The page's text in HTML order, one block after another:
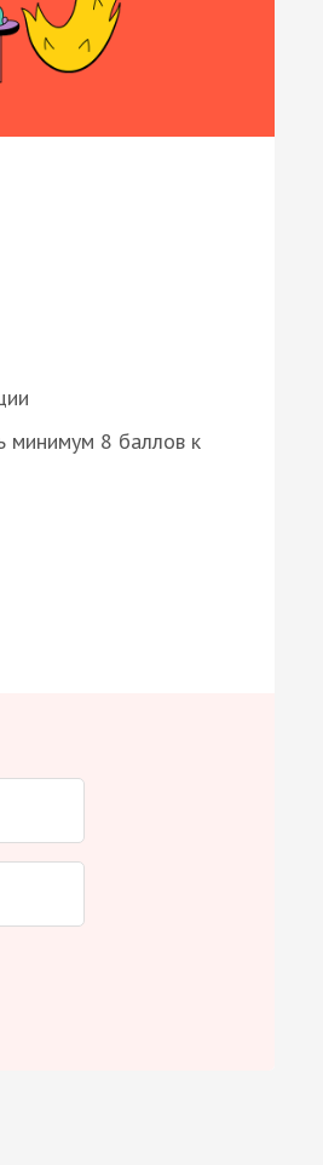
минимум 8 баллов к